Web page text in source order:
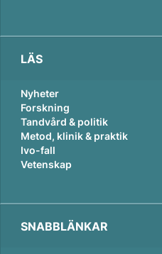
LÄS
Nyheter
Forskning
Tandvård & politik
Metod, klinik & praktik
Ivo-fall
Vetenskap
SNABBLÄNKAR